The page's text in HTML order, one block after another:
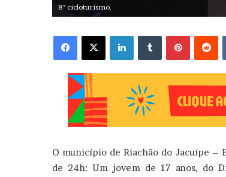
8° cicloturismo.
Facebook X Linkedin
O município de Riachão do Jacuípe –
de 24h: Um jovem de 17 anos, do